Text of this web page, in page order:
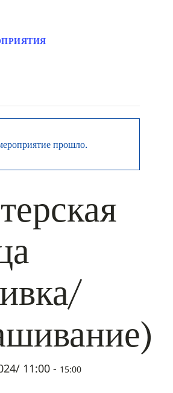
прошло.
11:00 - 15:00